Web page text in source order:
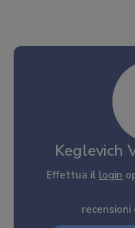
Keglevich
Effettua il login